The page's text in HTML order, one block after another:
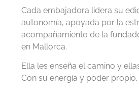
Cada embajadora lidera su
autonomía, apoyada por la
acompañamiento de la
en Mallorca.
Ella les enseña el camino y
Con su energía y poder propio.